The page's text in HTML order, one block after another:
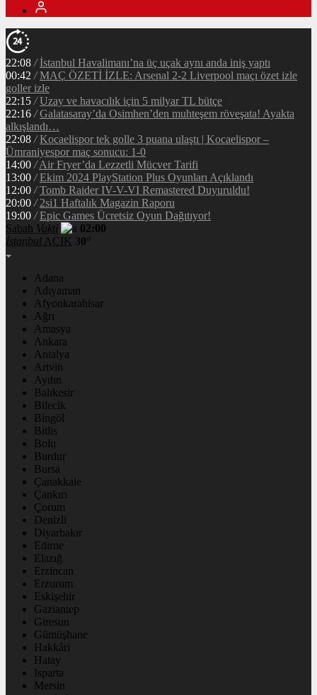
22:08 / İstanbul Havalimanı’na üç uçak aynı anda iniş yaptı
00:42 / MAÇ ÖZETİ İZLE: Arsenal 2-2 Liverpool maçı özet izle
goller izle
22:15 / Uzay ve havacılık için 5 milyar TL bütçe
22:16 / Galatasaray’da Osimhen’den muhteşem röveşata! Ayakta
alkışlandı…
22:08 / Kocaelispor tek golle 3 puana ulaştı | Kocaelispor –
Ümraniyespor maç sonucu: 1-0
14:00 / Air Fryer’da Lezzetli Mücver Tarifi
13:00 / Ekim 2024 PlayStation Plus Oyunları Açıklandı
12:00 / Tomb Raider IV-V-VI Remastered Duyuruldu!
20:00 / 2si1 Haftalık Magazin Raporu
19:00 / Epic Games Ücretsiz Oyun Dağıtıyor!
Sabah Vakti
02:00
İstanbul AÇIK 30°
Adana
Adıyaman
Afyonkarahisar
Ağrı
Amasya
Ankara
Antalya
Artvin
Aydın
Balıkesir
Bilecik
Bingöl
Bitlis
Bolu
Burdur
Bursa
Çanakkale
Çankırı
Çorum
Denizli
Diyarbakır
Edirne
Elazığ
Erzincan
Erzurum
Eskişehir
Gaziantep
Giresun
Gümüşhane
Hakkâri
Hatay
Isparta
Mersin